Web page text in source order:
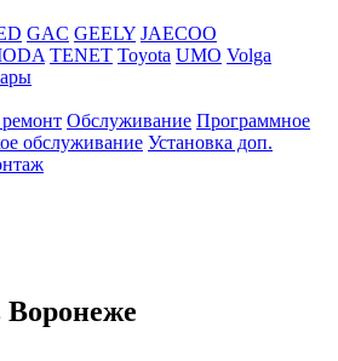
GAC GEELY JAECOO
TENET Toyota UMO Volga
Обслуживание Программное
обслуживание Установка доп.
Воронеже